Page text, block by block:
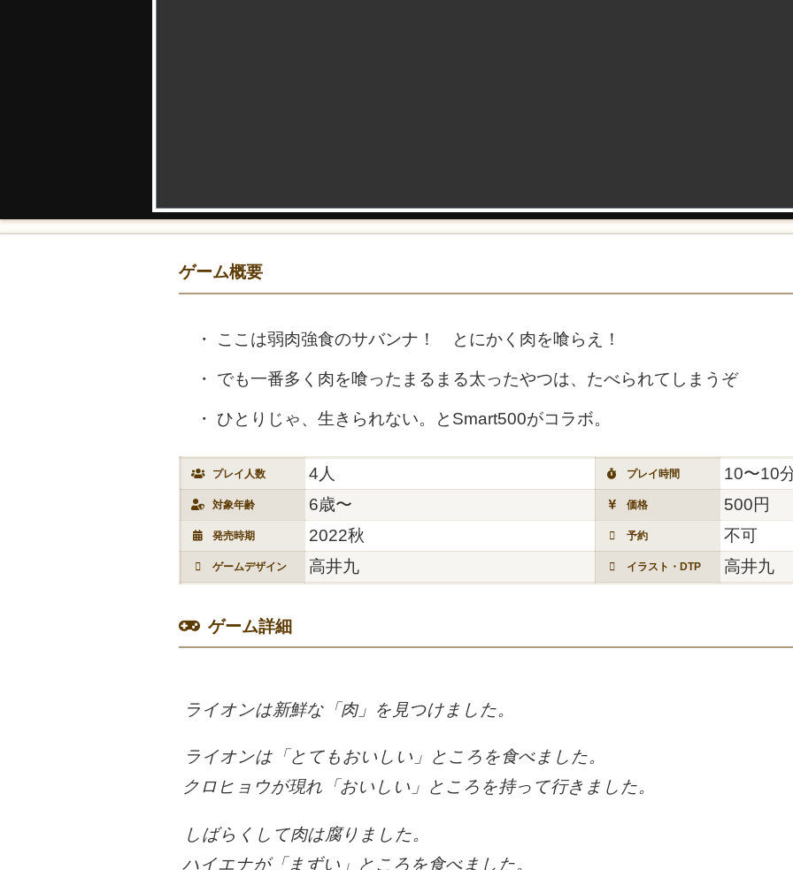
ゲーム概要
ここは弱肉強食のサバンナ！ とにかく肉を喰らえ！
でも一番多く肉を喰ったまるまる太ったやつは、たべられてしまうぞ
ひとりじゃ、生きられない。とSmart500がコラボ。
プレイ人数 4人 プレイ時間 10〜10
対象年齢 6歳〜 価格 500円
発売時期 2022秋 予約 不可
ゲームデザイン 高井九 イラスト・DTP 高井九
ゲーム詳細
ライオンは新鮮な「肉」を見つけました。
ライオンは「とてもおいしい」ところを食べました。
クロヒョウが現れ「おいしい」ところを持って行きました。
しばらくして肉は腐りました。
ハイエナが「まずい」ところを食べました。